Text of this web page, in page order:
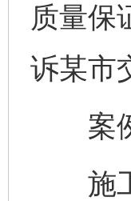
质量保
诉某市
案
施工